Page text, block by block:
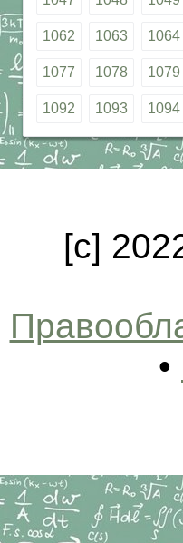
1062 1063 1064
1077 1078 1079
1092 1093 1094
[c]
•